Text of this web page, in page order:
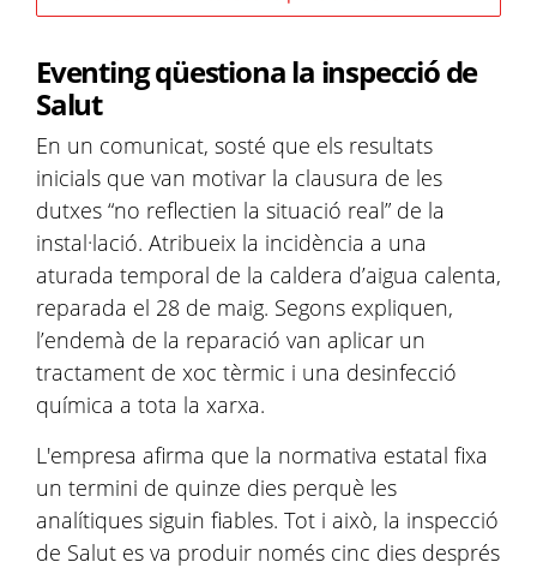
Eventing qüestiona la inspecció de
Salut
En un comunicat, sosté que els resultats
inicials que van motivar la clausura de les
dutxes “no reflectien la situació real” de la
instal·lació. Atribueix la incidència a una
aturada temporal de la caldera d’aigua calenta,
reparada el 28 de maig. Segons expliquen,
l’endemà de la reparació van aplicar un
tractament de xoc tèrmic i una desinfecció
química a tota la xarxa.
L'empresa afirma que la normativa estatal fixa
un termini de quinze dies perquè les
analítiques siguin fiables. Tot i això, la inspecció
de Salut es va produir només cinc dies després